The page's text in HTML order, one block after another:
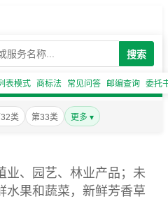
搜索
表模式 商标法 常见问答 邮编查询 委托
类 第33类 更多 ▾
业、园艺、林业产品；未
水果和蔬菜，新鲜芳香草